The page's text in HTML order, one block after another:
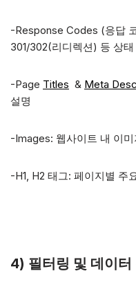
-Response Codes (응답
301/302(리디렉션) 등 상태
-Page Titles & Meta
설명
-Images: 웹사이트 내 이
-H1, H2 태그: 페이지별 주
4) 필터링 및 데이터